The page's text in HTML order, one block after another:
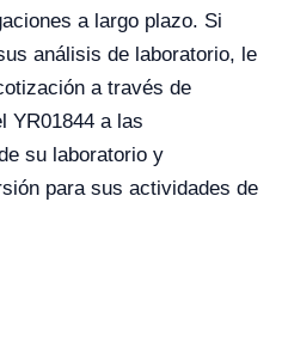
a largo plazo. Si
análisis de laboratorio, le
a través de
YR01844 a las
su laboratorio y
para sus actividades de